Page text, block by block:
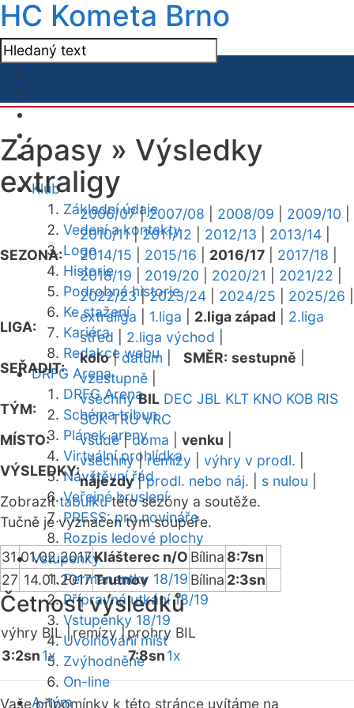
HC Kometa Brno
Klub
Základní údaje
Vedení a kontakty
Logo
Historie
Podrobná historie
Ke stažení
Kariéra
Redakce webu
DRFG Arena
DRFG Arena
Schéma tribun
Plánek areny
Virtuální prohlídka
Návštěvní řád
Veřejné bruslení
PRESS: pro novináře
Rozpis ledové plochy
Vstupenky
Permanentky 18/19
Přípravná utkání 18/19
Vstupenky 18/19
Uvolňování míst
Zvýhodněné
On-line
A-tým
Zápasy » Výsledky
extraligy
SEZONA:
2006/07|2007/08 2008/09 2009/10
2010/11|2011/12 2012/13 2013/14
2014/15
2015/16 2016/17 2017/18
2018/19
2019/20 2020/21 2021/22
2022/23|2023/24 2024/25 2025/26
LIGA:
extraliga 1.liga 2.liga západ
2.liga
střed
2.liga východ
SEŘADIT:
kolo|datum SMĚR: sestupně
vzestupně
TÝM:
všechny BIL DEC JBL KLT KNO KOB RIS
SOK TRU VRC
MÍSTO:
všude|doma venku
VÝSLEDKY:
všechny|remízy výhry v prodl.
nájezdy|prodl. nebo náj. s nulou
Zobrazittabulkutéto sezóny a soutěže.
Tučně je vyznačen tým soupeře.
31 01.02.2017Klášterec n/O Bílina 8:7sn
27 14.01.2017Trutnov Bílina 2:3sn
Četnost výsledků
výhry BIL | remízy |prohry BIL
3:2sn1x 7:8sn1x
Vaše připomínky k této stránce uvítáme na